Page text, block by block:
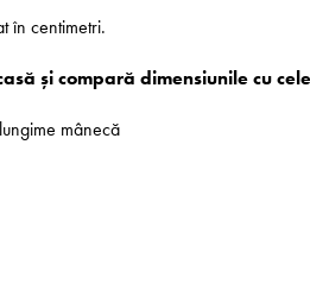
în centimetri.
și compară dimensiunile cu
mânecă